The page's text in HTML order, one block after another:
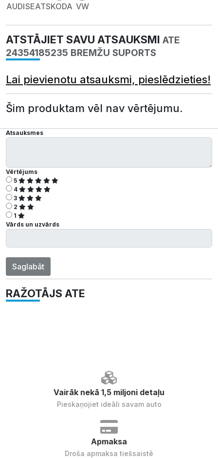
AUDISEATSKODA VW
ATSTĀJIET SAVU ATSAUKSMI ATE
24354185235 BREMŽU SUPORTS
Lai pievienotu atsauksmi, pieslēdzieties!
Šim produktam vēl nav vērtējumu.
Atsauksmes
Vērtējums
5
4
3
2
1
Vārds un uzvārds
Saglabāt
RAŽOTĀJS ATE
Vairāk nekā 1,5 miljoni detaļu
Pieskaņojiet ideāli savam auto
Apmaksa
Droša apmaksa tiešsaistē